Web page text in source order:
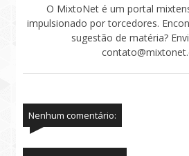
O MixtoNet é um portal
impulsionado por torcedores.
sugestão de matéria?
Nenhum comentário: